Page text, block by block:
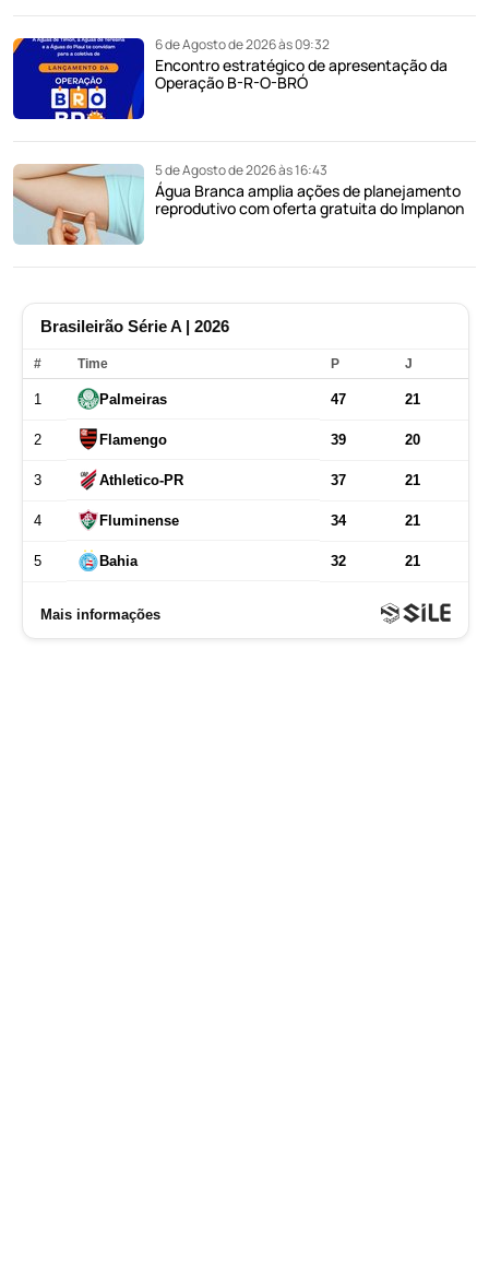
6 de Agosto de 2026 às 09:32
Encontro estratégico de apresentação da
Operação B-R-O-BRÓ
5 de Agosto de 2026 às 16:43
Água Branca amplia ações de planejamento
reprodutivo com oferta gratuita do Implanon